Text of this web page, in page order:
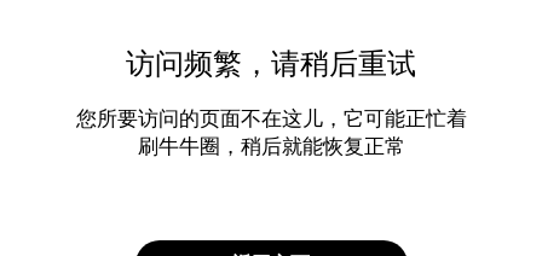
访问频繁，请稍后重试
您所要访问的页面不在这儿，它可能正忙着
刷牛牛圈，稍后就能恢复正常